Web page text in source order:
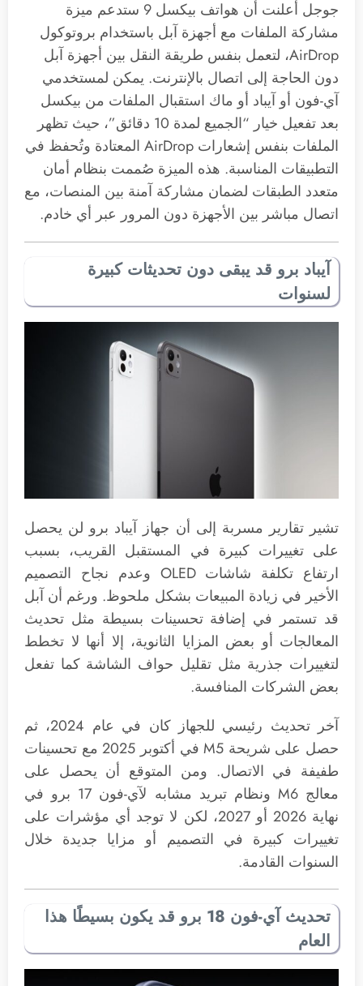
جوجل أعلنت أن هواتف بيكسل 9 ستدعم ميزة
مشاركة الملفات مع أجهزة آبل باستخدام بروتوكول
AirDrop، لتعمل بنفس طريقة النقل بين أجهزة آبل
دون الحاجة إلى اتصال بالإنترنت. يمكن لمستخدمي
آي-فون أو آيباد أو ماك استقبال الملفات من بيكسل
بعد تفعيل خيار “الجميع لمدة 10 دقائق”، حيث تظهر
الملفات بنفس إشعارات AirDrop المعتادة وتُحفظ في
التطبيقات المناسبة. هذه الميزة صُممت بنظام أمان
متعدد الطبقات لضمان مشاركة آمنة بين المنصات، مع
اتصال مباشر بين الأجهزة دون المرور عبر أي خادم.
آيباد برو قد يبقى دون تحديثات كبيرة
لسنوات
تشير تقارير مسربة إلى أن جهاز آيباد برو لن يحصل
على تغييرات كبيرة في المستقبل القريب، بسبب
ارتفاع تكلفة شاشات OLED وعدم نجاح التصميم
الأخير في زيادة المبيعات بشكل ملحوظ. ورغم أن آبل
قد تستمر في إضافة تحسينات بسيطة مثل تحديث
المعالجات أو بعض المزايا الثانوية، إلا أنها لا تخطط
لتغييرات جذرية مثل تقليل حواف الشاشة كما تفعل
بعض الشركات المنافسة.
آخر تحديث رئيسي للجهاز كان في عام 2024، ثم
حصل على شريحة M5 في أكتوبر 2025 مع تحسينات
طفيفة في الاتصال. ومن المتوقع أن يحصل على
معالج M6 ونظام تبريد مشابه لآي-فون 17 برو في
نهاية 2026 أو 2027، لكن لا توجد أي مؤشرات على
تغييرات كبيرة في التصميم أو مزايا جديدة خلال
السنوات القادمة.
تحديث آي-فون 18 برو قد يكون بسيطًا هذا
العام